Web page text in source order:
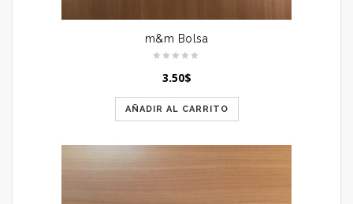
m&m Bolsa
3.50$
AÑADIR AL CARRITO